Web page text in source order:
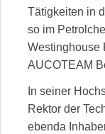
Tätigkeiten in
so im
Westinghouse
AUCOTEAM
In seiner
Rektor der
ebenda